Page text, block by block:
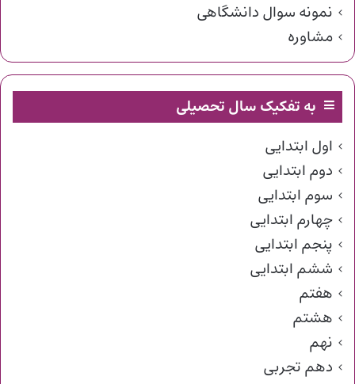
نمونه سوال دانشگاهی
مشاوره
به تفکیک سال تحصیلی
اول ابتدایی
دوم ابتدایی
سوم ابتدایی
چهارم ابتدایی
پنجم ابتدایی
ششم ابتدایی
هفتم
هشتم
نهم
دهم تجربی